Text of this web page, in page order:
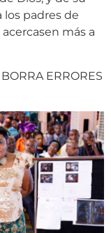
padres de
más a
ERRORES